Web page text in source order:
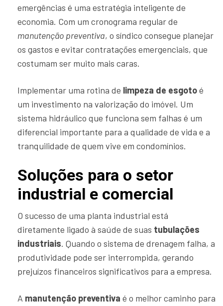
emergências é uma estratégia inteligente de
economia. Com um cronograma regular de
manutenção preventiva, o síndico consegue planejar
os gastos e evitar contratações emergenciais, que
costumam ser muito mais caras.
Implementar uma rotina de limpeza de esgotoé
um investimento na valorização do imóvel. Um
sistema hidráulico que funciona sem falhas é um
diferencial importante para a qualidade de vida e a
tranquilidade de quem vive em condomínios.
Soluções para o setor
industrial e comercial
O sucesso de uma planta industrial está
diretamente ligado à saúde de suas tubulações
industriais. Quando o sistema de drenagem falha, a
produtividade pode ser interrompida, gerando
prejuízos financeiros significativos para a empresa.
A manutenção preventiva é o melhor caminho para